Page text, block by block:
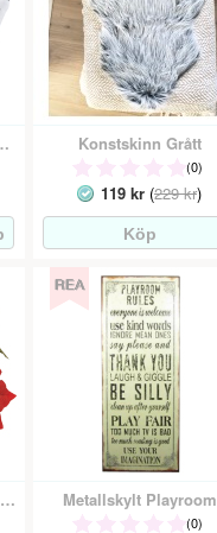
Silver Konstskinn Grått
(0)
119 kr (229 kr)
Julstjärna Konstgjord Blomma Röd Metallskylt Playroom
(0)